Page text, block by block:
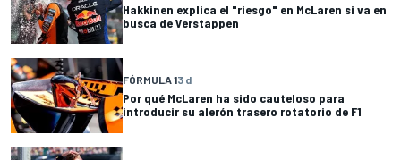
Hakkinen explica el "riesgo" en McLaren si va en
busca de Verstappen
FÓRMULA 13 d
Por qué McLaren ha sido cauteloso para
introducir su alerón trasero rotatorio de F1